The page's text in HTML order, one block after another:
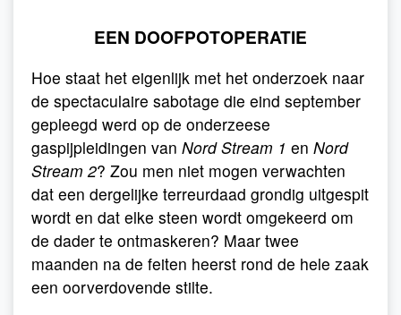
EEN DOOFPOTOPERATIE
Hoe staat het eigenlijk met het onderzoek naar
de spectaculaire sabotage die eind september
gepleegd werd op de onderzeese
gaspijpleidingen van Nord Stream 1 en Nord
Stream 2? Zou men niet mogen verwachten
dat een dergelijke terreurdaad grondig uitgespit
wordt en dat elke steen wordt omgekeerd om
de dader te ontmaskeren? Maar twee
maanden na de feiten heerst rond de hele zaak
een oorverdovende stilte.